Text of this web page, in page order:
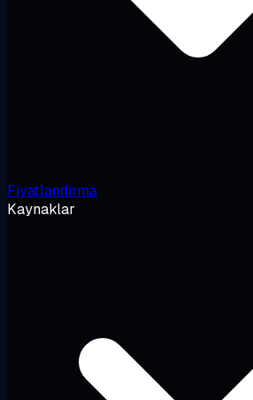
Fiyatlandırma
Kaynaklar